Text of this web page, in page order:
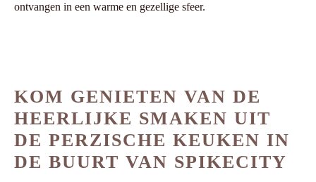
ontvangen in een warme en gezellige sfeer.
KOM GENIETEN VAN DE
HEERLIJKE SMAKEN UIT
DE PERZISCHE KEUKEN IN
DE BUURT VAN SPIKECITY